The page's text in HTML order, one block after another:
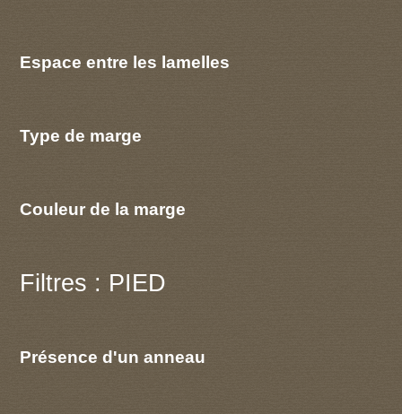
Espace entre les lamelles
Type de marge
Couleur de la marge
Filtres : PIED
Présence d'un anneau